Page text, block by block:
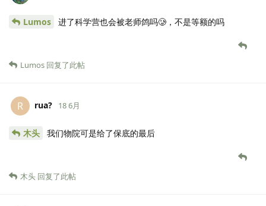
Lumos 进了科学营也会被老师鸽吗🥲，不是等额的吗
Lumos 回复了此帖
R rua? 18 6月
木头 我们物院可是给了保底的最后
木头 回复了此帖